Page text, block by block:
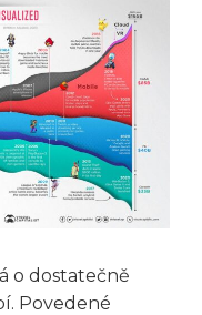
o dostatečně
Povedené